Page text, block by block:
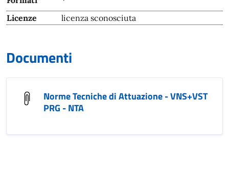
Licenze licenza sconosciuta
Documenti
Norme Tecniche di Attuazione - VNS+VST
PRG - NTA